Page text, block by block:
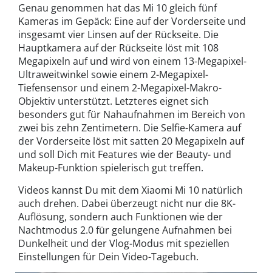
Genau genommen hat das Mi 10 gleich fünf
Kameras im Gepäck: Eine auf der Vorderseite und
insgesamt vier Linsen auf der Rückseite. Die
Hauptkamera auf der Rückseite löst mit 108
Megapixeln auf und wird von einem 13-Megapixel-
Ultraweitwinkel sowie einem 2-Megapixel-
Tiefensensor und einem 2-Megapixel-Makro-
Objektiv unterstützt. Letzteres eignet sich
besonders gut für Nahaufnahmen im Bereich von
zwei bis zehn Zentimetern. Die Selfie-Kamera auf
der Vorderseite löst mit satten 20 Megapixeln auf
und soll Dich mit Features wie der Beauty- und
Makeup-Funktion spielerisch gut treffen.
Videos kannst Du mit dem Xiaomi Mi 10 natürlich
auch drehen. Dabei überzeugt nicht nur die 8K-
Auflösung, sondern auch Funktionen wie der
Nachtmodus 2.0 für gelungene Aufnahmen bei
Dunkelheit und der Vlog-Modus mit speziellen
Einstellungen für Dein Video-Tagebuch.